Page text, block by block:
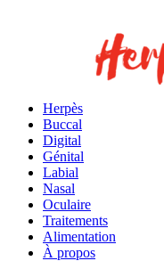
Herpès
Buccal
Digital
Génital
Labial
Nasal
Oculaire
Traitements
Alimentation
À propos